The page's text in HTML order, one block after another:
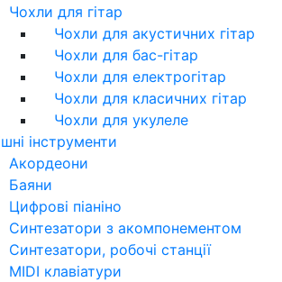
Чохли для гітар
Чохли для акустичних гітар
Чохли для бас-гітар
Чохли для електрогітар
Чохли для класичних гітар
Чохли для укулеле
інструменти
Акордеони
Баяни
Цифрові піаніно
Синтезатори з акомпонементом
Синтезатори, робочі станції
MIDI клавіатури